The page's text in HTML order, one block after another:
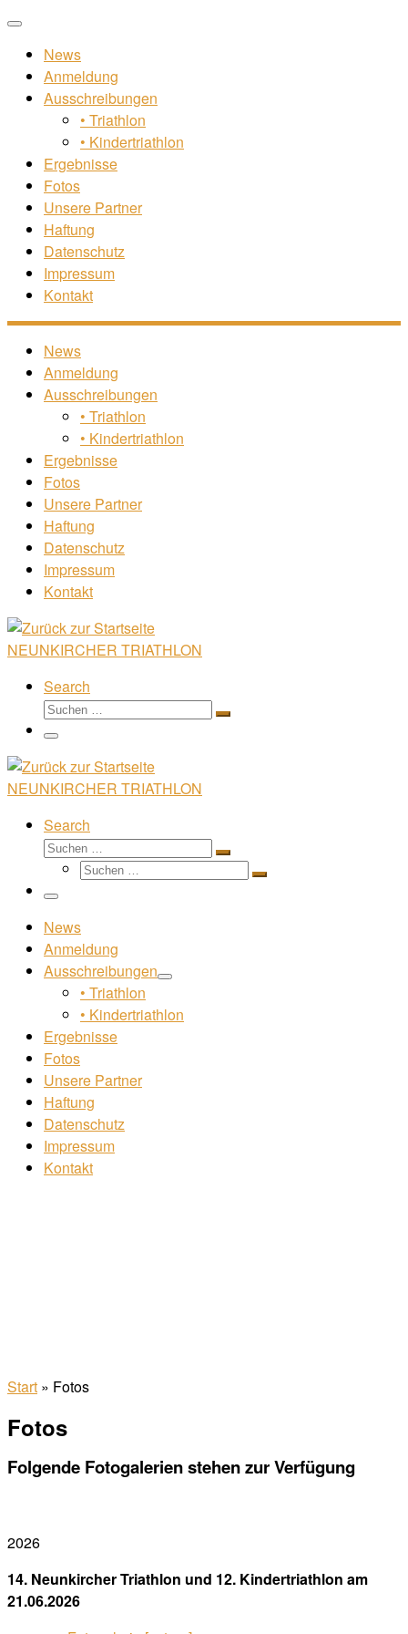
Zum
springen
Menü
News
Anmeldung
Ausschreibungen
• Triathlon
• Kindertriathlon
Ergebnisse
Fotos
Unsere Partner
Haftung
Datenschutz
Impressum
Kontakt
News
Anmeldung
Ausschreibungen
• Triathlon
• Kindertriathlon
Ergebnisse
Fotos
Unsere Partner
Haftung
Datenschutz
Impressum
Kontakt
NEUNKIRCHER TRIATHLON
Search
Suche
Suchen …
Menü
NEUNKIRCHER TRIATHLON
Search
Suche
Suchen …
Suche
Suchen …
Menü
News
Anmeldung
Ausschreibungen
• Triathlon
• Kindertriathlon
Ergebnisse
Fotos
Unsere Partner
Haftung
Datenschutz
Impressum
Kontakt
Start » Fotos
Fotos
Folgende Fotogalerien stehen zur Verfügung
2026
14. Neunkircher Triathlon und 12. Kindertriathlon am
21.06.2026